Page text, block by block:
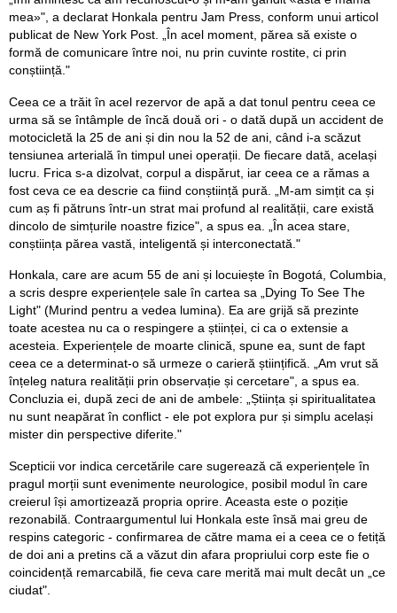
mea»", a declarat Honkala pentru Jam Press, conform unui articol
publicat de New York Post. „În acel moment, părea să existe o
formă de comunicare între noi, nu prin cuvinte rostite, ci prin
conștiință."
Ceea ce a trăit în acel rezervor de apă a dat tonul pentru ceea ce
urma să se întâmple de încă două ori - o dată după un accident de
motocicletă la 25 de ani și din nou la 52 de ani, când i-a scăzut
tensiunea arterială în timpul unei operații. De fiecare dată, același
lucru. Frica s-a dizolvat, corpul a dispărut, iar ceea ce a rămas a
fost ceva ce ea descrie ca fiind conștiință pură. „M-am simțit ca și
cum aș fi pătruns într-un strat mai profund al realității, care există
dincolo de simțurile noastre fizice", a spus ea. „În acea stare,
conștiința părea vastă, inteligentă și interconectată."
Honkala, care are acum 55 de ani și locuiește în Bogotá, Columbia,
a scris despre experiențele sale în cartea sa „Dying To See The
Light" (Murind pentru a vedea lumina). Ea are grijă să prezinte
toate acestea nu ca o respingere a științei, ci ca o extensie a
acesteia. Experiențele de moarte clinică, spune ea, sunt de fapt
ceea ce a determinat-o să urmeze o carieră științifică. „Am vrut să
înțeleg natura realității prin observație și cercetare", a spus ea.
Concluzia ei, după zeci de ani de ambele: „Știința și spiritualitatea
nu sunt neapărat în conflict - ele pot explora pur și simplu același
mister din perspective diferite."
Scepticii vor indica cercetările care sugerează că experiențele în
pragul morții sunt evenimente neurologice, posibil modul în care
creierul își amortizează propria oprire. Aceasta este o poziție
rezonabilă. Contraargumentul lui Honkala este însă mai greu de
respins categoric - confirmarea de către mama ei a ceea ce o fetiță
de doi ani a pretins că a văzut din afara propriului corp este fie o
coincidență remarcabilă, fie ceva care merită mai mult decât un „ce
ciudat".